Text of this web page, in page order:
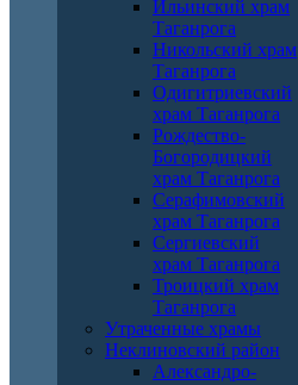
Ильинский храм
Таганрога
Никольский храм
Таганрога
Одигитриевский
храм Таганрога
Рождество-
Богородицкий
храм Таганрога
Серафимовский
храм Таганрога
Сергиевский
храм Таганрога
Троицкий храм
Таганрога
Утраченные храмы
Неклиновский район
Александро-